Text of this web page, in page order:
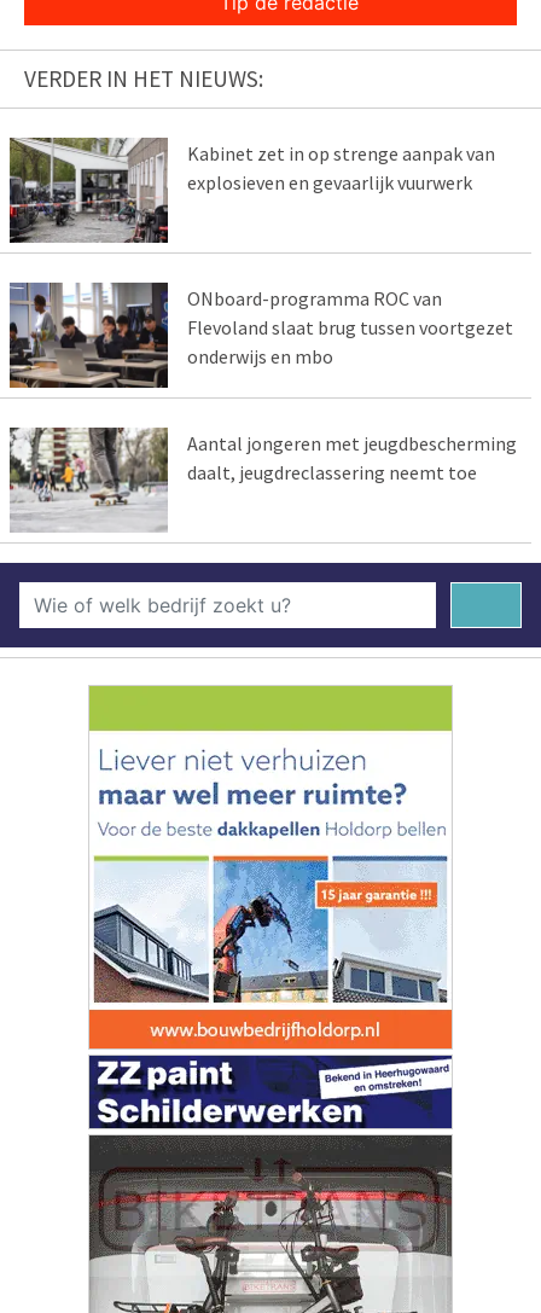
VERDER IN HET NIEUWS:
Kabinet zet in op strenge aanpak van
explosieven en gevaarlijk vuurwerk
ONboard-programma ROC van
Flevoland slaat brug tussen voortgezet
onderwijs en mbo
Aantal jongeren met jeugdbescherming
daalt, jeugdreclassering neemt toe